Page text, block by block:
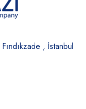
Fındıkzade , İstanbul